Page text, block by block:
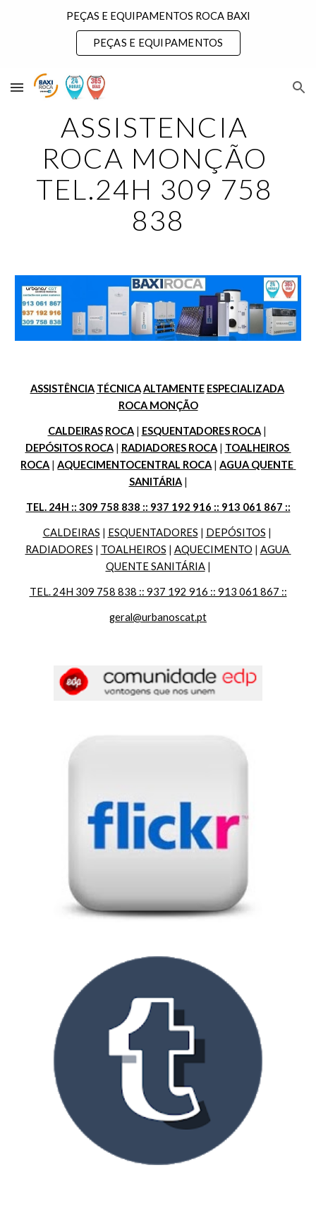
Skip to main content
PEÇAS E EQUIPAMENTOS ROCA BAXI
PEÇAS E EQUIPAMENTOS
ASSISTENCIA
ROCA MONÇÃO
TEL.24H 309 758
838
ASSISTÊNCIA TÉCNICA ALTAMENTE ESPECIALIZADA
ROCA MONÇÃO
CALDEIRAS ROCA | ESQUENTADORES ROCA
DEPÓSITOS ROCA | RADIADORES ROCA | TOALHEIROS
ROCA | AQUECIMENTOCENTRAL ROCA | AGUA QUENTE
SANITÁRIA |
TEL. 24H :: 309 758 838 :: 937 192 916 :: 913 061 867 ::
CALDEIRAS | ESQUENTADORES | DEPÓSITOS
RADIADORES | TOALHEIROS | AQUECIMENTO | AGUA
QUENTE SANITÁRIA |
TEL. 24H 309 758 838 :: 937 192 916 :: 913 061 867 ::
geral@urbanoscat.pt